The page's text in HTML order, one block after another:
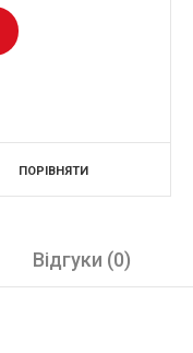
ПОРІВНЯТИ
Відгуки (0)